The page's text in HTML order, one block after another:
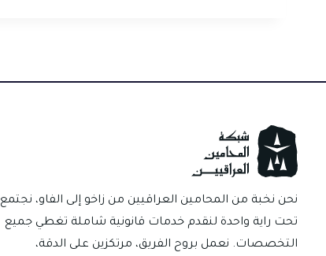
نحن نخبة من المحامين العراقيين من زاخو إلى الفاو، نجتمع
تحت راية واحدة لنقدم خدمات قانونية شاملة تغطي جميع
التخصصات. نعمل بروح الفريق، مرتكزين على الدقة،